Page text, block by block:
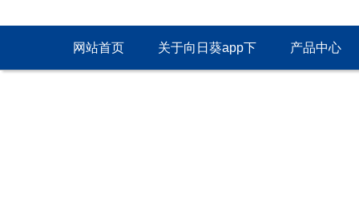
网站首页 关于向日葵app下 产品中心